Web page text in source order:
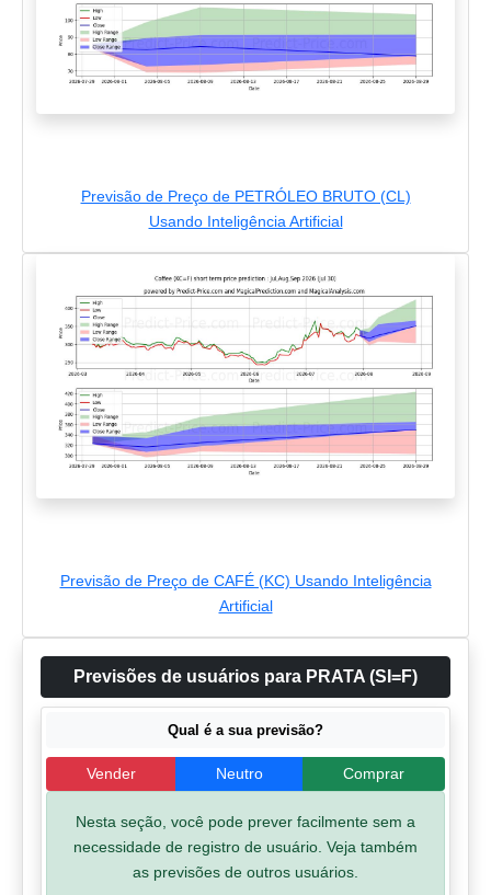
Previsão de Preço de PETRÓLEO BRUTO (CL)
Usando Inteligência Artificial
Previsão de Preço de CAFÉ (KC) Usando Inteligência
Artificial
Previsões de usuários para PRATA (SI=F)
Qual é a sua previsão?
Vender Neutro Comprar
Nesta seção, você pode prever facilmente sem a
necessidade de registro de usuário. Veja também
as previsões de outros usuários.